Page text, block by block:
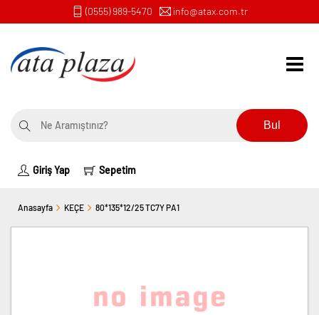
(0555) 989-5470 info@atax.com.tr
Bul
Giriş Yap Sepetim
Anasayfa KEÇE 80*135*12/25 TC7Y PA1